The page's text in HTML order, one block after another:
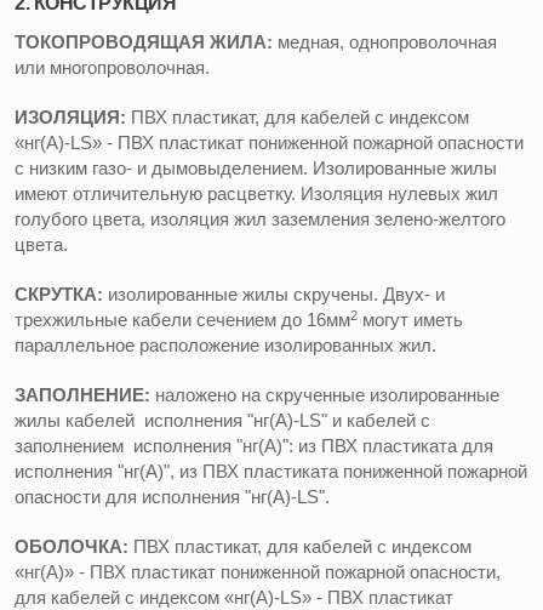
ТОКОПРОВОДЯЩАЯ ЖИЛА: медная, однопроволочная
или многопроволочная.
ИЗОЛЯЦИЯ: ПВХ пластикат, для кабелей с индексом
«нг(А)-LS» - ПВХ пластикат пониженной пожарной опасности
с низким газо- и дымовыделением. Изолированные жилы
имеют отличительную расцветку. Изоляция нулевых жил
голубого цвета, изоляция жил заземления зелено-желтого
цвета.
СКРУТКА: изолированные жилы скручены. Двух- и
трехжильные кабели сечением до 16мм2 могут иметь
параллельное расположение изолированных жил.
ЗАПОЛНЕНИЕ: наложено на скрученные изолированные
жилы кабелей исполнения "нг(А)-LS" и кабелей с
заполнением исполнения "нг(А)": из ПВХ пластиката для
исполнения "нг(А)", из ПВХ пластиката пониженной пожарной
опасности для исполнения "нг(А)-LS".
ОБОЛОЧКА: ПВХ пластикат, для кабелей с индексом
«нг(А)» - ПВХ пластикат пониженной пожарной опасности,
для кабелей с индексом «нг(А)-LS» - ПВХ пластикат